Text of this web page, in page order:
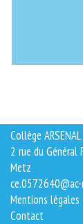
Collège ARSENAL
2 rue du Général
Metz
Mentions légales
Contact